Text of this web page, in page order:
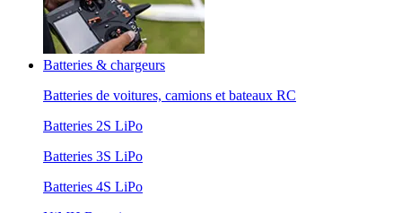
Batteries & chargeurs
Batteries de voitures, camions et bateaux RC
Batteries 2S LiPo
Batteries 3S LiPo
Batteries 4S LiPo